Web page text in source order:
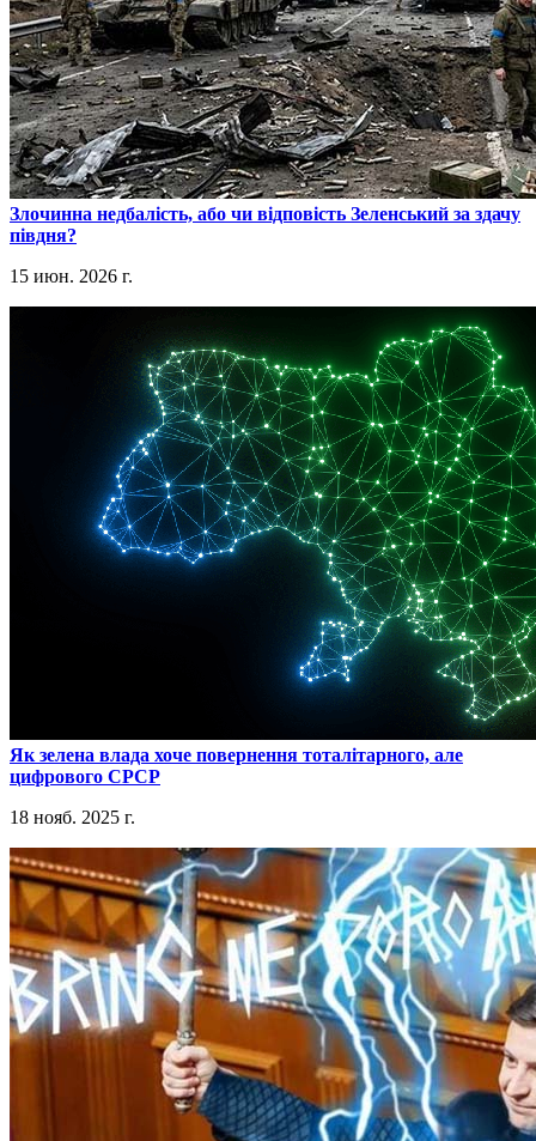
​Злочинна недбалість, або чи відповість Зеленський за здачу
півдня?
15 июн. 2026 г.
​Як зелена влада хоче повернення тоталітарного, але
цифрового СРСР
18 нояб. 2025 г.